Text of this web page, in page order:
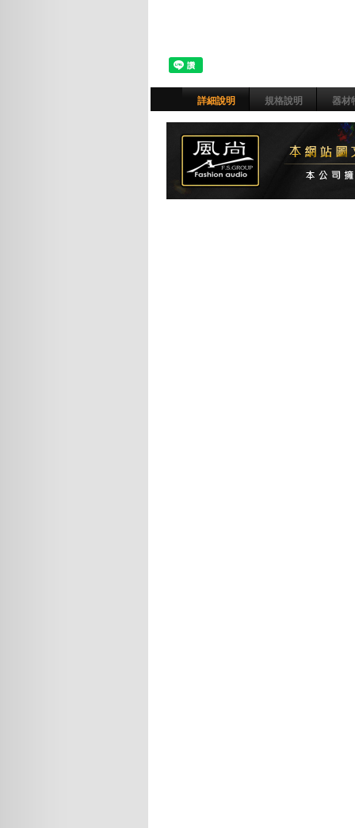
詳細說明 規格說明 器材